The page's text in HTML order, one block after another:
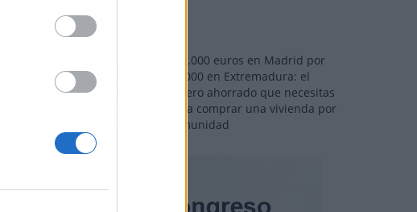
110.000 euros en Madrid por
31.000 en Extremadura: el
dinero ahorrado que necesitas
para comprar una vivienda por
comunidad